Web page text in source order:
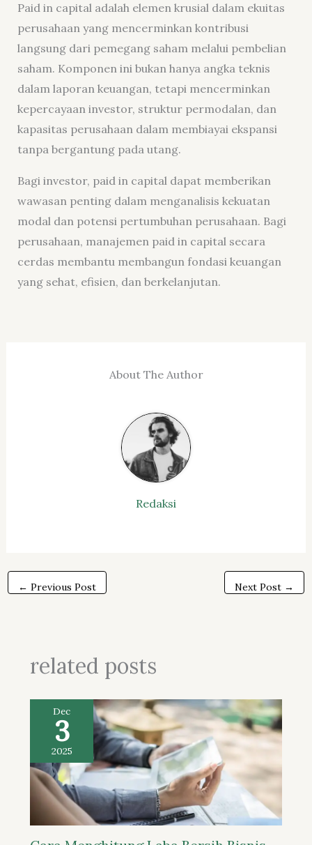
Paid in capital adalah elemen krusial dalam ekuitas
perusahaan yang mencerminkan kontribusi
langsung dari pemegang saham melalui pembelian
saham. Komponen ini bukan hanya angka teknis
dalam laporan keuangan, tetapi mencerminkan
kepercayaan investor, struktur permodalan, dan
kapasitas perusahaan dalam membiayai ekspansi
tanpa bergantung pada utang.
Bagi investor, paid in capital dapat memberikan
wawasan penting dalam menganalisis kekuatan
modal dan potensi pertumbuhan perusahaan. Bagi
perusahaan, manajemen paid in capital secara
cerdas membantu membangun fondasi keuangan
yang sehat, efisien, dan berkelanjutan.
About The Author
Redaksi
← Previous Post Next Post →
related posts
Dec
3
2025